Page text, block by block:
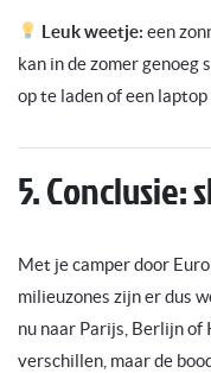
Leuk weetje: een
kan in de zomer
op te laden of een
5. Conclusie:
Met je camper door
milieuzones zijn er dus
nu naar Parijs, Berlijn of
verschillen, maar de